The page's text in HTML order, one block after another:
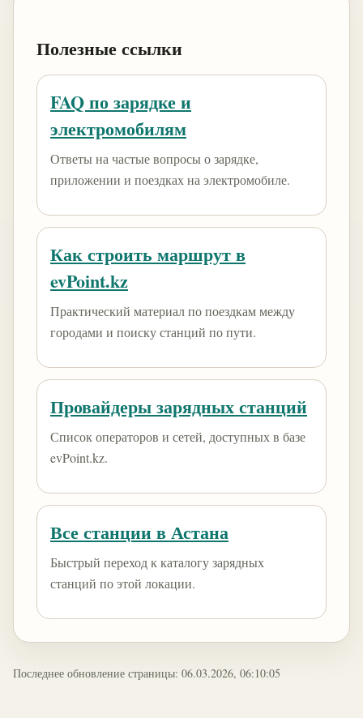
Полезные ссылки
FAQ по зарядке и
электромобилям
Ответы на частые вопросы о зарядке,
приложении и поездках на электромобиле.
Как строить маршрут в
evPoint.kz
Практический материал по поездкам между
городами и поиску станций по пути.
Провайдеры зарядных станций
Список операторов и сетей, доступных в базе
evPoint.kz.
Все станции в Астана
Быстрый переход к каталогу зарядных
станций по этой локации.
Последнее обновление страницы: 06.03.2026, 06:10:05